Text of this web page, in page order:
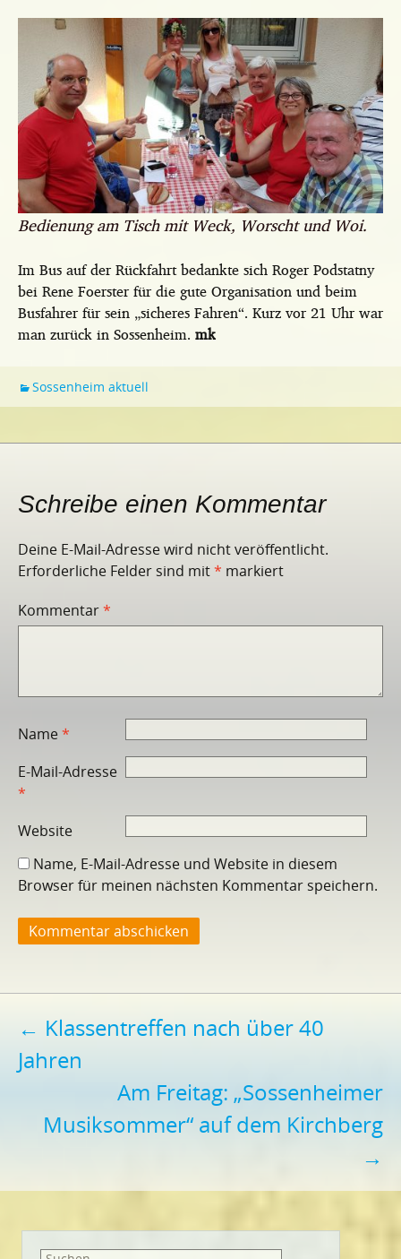
Bedienung am Tisch mit Weck, Worscht und Woi.
Im Bus auf der Rückfahrt bedankte sich Roger Podstatny
bei Rene Foerster für die gute Organisation und beim
Busfahrer für sein „sicheres Fahren“. Kurz vor 21 Uhr war
man zurück in Sossenheim. mk
Sossenheim aktuell
Schreibe einen Kommentar
Deine E-Mail-Adresse wird nicht veröffentlicht.
Erforderliche Felder sind mit* markiert
Kommentar*
Name*
E-Mail-Adresse
*
Website
Name, E-Mail-Adresse und Website in diesem
Browser für meinen nächsten Kommentar speichern.
Beitragsnavigation
← Klassentreffen nach über 40
Jahren
Am Freitag: „Sossenheimer
Musiksommer“ auf dem Kirchberg
→